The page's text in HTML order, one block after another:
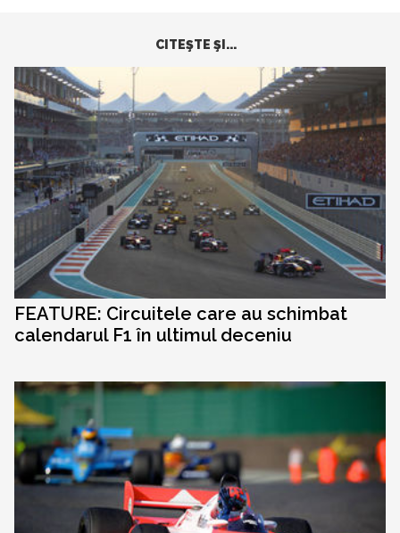
CITEŞTE ŞI...
FEATURE: Circuitele care au schimbat
calendarul F1 în ultimul deceniu